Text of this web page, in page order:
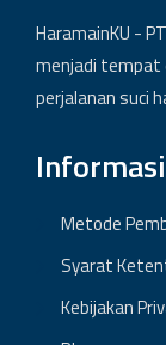
HaramainKU -
menjadi tempat
perjalanan suci
Informasi
Metode
Syarat
Kebijakan